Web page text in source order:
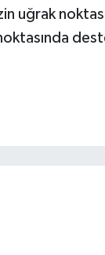
uğrak